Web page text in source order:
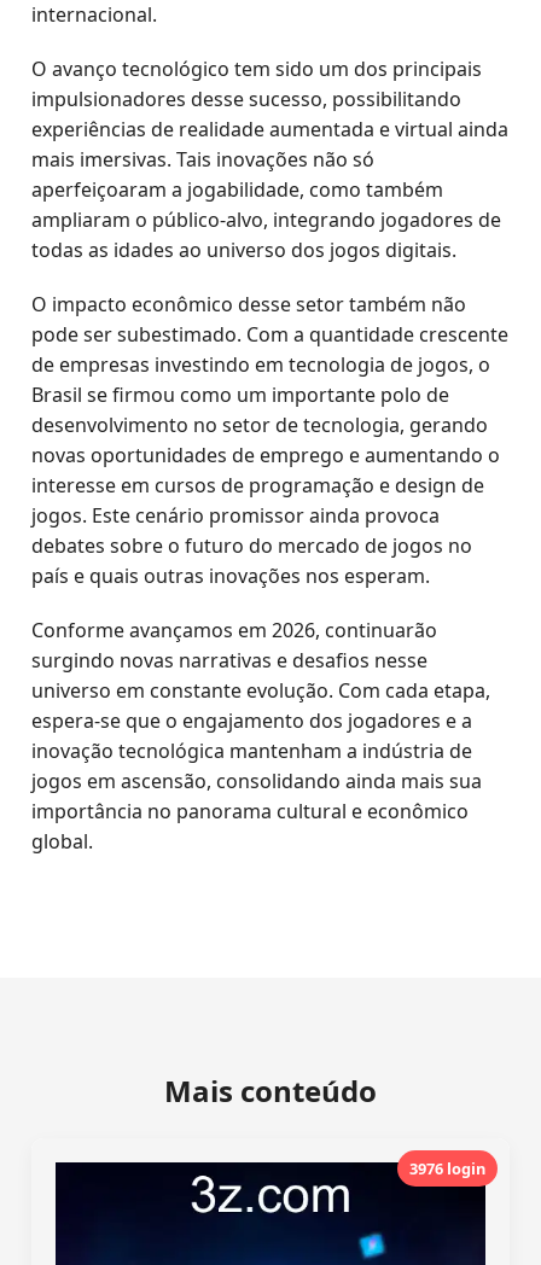
internacional.
O avanço tecnológico tem sido um dos principais
impulsionadores desse sucesso, possibilitando
experiências de realidade aumentada e virtual ainda
mais imersivas. Tais inovações não só
aperfeiçoaram a jogabilidade, como também
ampliaram o público-alvo, integrando jogadores de
todas as idades ao universo dos jogos digitais.
O impacto econômico desse setor também não
pode ser subestimado. Com a quantidade crescente
de empresas investindo em tecnologia de jogos, o
Brasil se firmou como um importante polo de
desenvolvimento no setor de tecnologia, gerando
novas oportunidades de emprego e aumentando o
interesse em cursos de programação e design de
jogos. Este cenário promissor ainda provoca
debates sobre o futuro do mercado de jogos no
país e quais outras inovações nos esperam.
Conforme avançamos em 2026, continuarão
surgindo novas narrativas e desafios nesse
universo em constante evolução. Com cada etapa,
espera-se que o engajamento dos jogadores e a
inovação tecnológica mantenham a indústria de
jogos em ascensão, consolidando ainda mais sua
importância no panorama cultural e econômico
global.
Mais conteúdo
3976 login